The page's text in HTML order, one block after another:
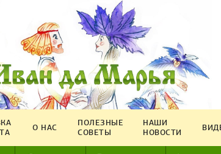
О НАС
ПОЛЕЗНЫЕ
СОВЕТЫ
НАШИ
НОВОСТИ